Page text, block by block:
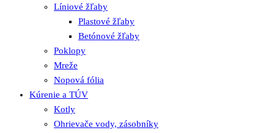
Líniové žľaby
Plastové žľaby
Betónové žľaby
Poklopy
Mreže
Nopová fólia
Kúrenie a TÚV
Kotly
Ohrievače vody, zásobníky